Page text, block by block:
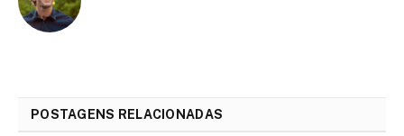
POSTAGENS RELACIONADAS